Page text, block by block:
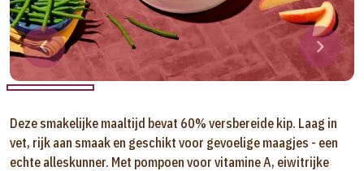
Deze smakelijke maaltijd bevat 60% versbereide kip. Laag in
vet, rijk aan smaak en geschikt voor gevoelige maagjes - een
echte alleskunner. Met pompoen voor vitamine A, eiwitrijke